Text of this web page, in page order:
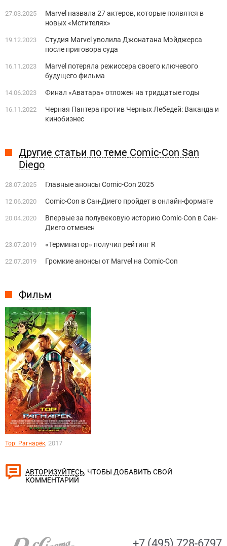
Фильм
Тор: Рагнарёк, 2017
27.03.2025
Marvel назвала 27 актеров, которые появятся в
новых «Мстителях»
19.12.2023
Студия Marvel уволила Джонатана Мэйджерса
после приговора суда
16.11.2023
Marvel потеряла режиссера своего ключевого
будущего фильма
14.06.2023 Финал «Аватара» отложен на тридцатые годы
16.11.2022
Черная Пантера против Черных Лебедей: Ваканда и
кинобизнес
Другие статьи по теме Comic-Con San
Diego
28.07.2025 Главные анонсы Comic-Con 2025
12.06.2020 Comic-Con в Сан-Диего пройдет в онлайн-формате
20.04.2020
Впервые за полувековую историю Comic-Con в Сан-
Диего отменен
23.07.2019 «Терминатор» получил рейтинг R
22.07.2019 Громкие анонсы от Marvel на Comic-Con
АВТОРИЗУЙТЕСЬ, ЧТОБЫ ДОБАВИТЬ СВОЙ
КОММЕНТАРИЙ
+7 (495) 728-6797